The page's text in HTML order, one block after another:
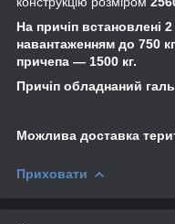
На причіп встановлені
навантаженням до 750
причепа — 1500 кг.
Причіп обладнаний
Можлива доставка
Приховати